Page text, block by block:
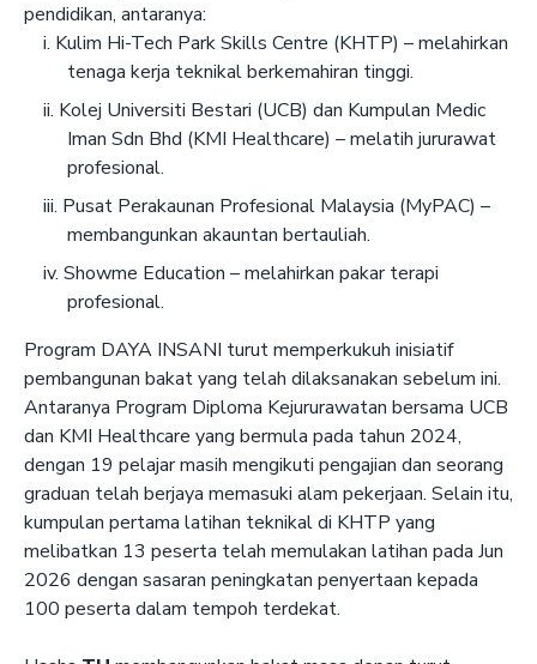
pendidikan, antaranya:
Kulim Hi-Tech Park Skills Centre (KHTP) – melahirkan
tenaga kerja teknikal berkemahiran tinggi.
Kolej Universiti Bestari (UCB) dan Kumpulan Medic
Iman Sdn Bhd (KMI Healthcare) – melatih jururawat
profesional.
Pusat Perakaunan Profesional Malaysia (MyPAC) –
membangunkan akauntan bertauliah.
Showme Education – melahirkan pakar terapi
profesional.
Program DAYA INSANI turut memperkukuh inisiatif
pembangunan bakat yang telah dilaksanakan sebelum ini.
Antaranya Program Diploma Kejururawatan bersama UCB
dan KMI Healthcare yang bermula pada tahun 2024,
dengan 19 pelajar masih mengikuti pengajian dan seorang
graduan telah berjaya memasuki alam pekerjaan. Selain itu,
kumpulan pertama latihan teknikal di KHTP yang
melibatkan 13 peserta telah memulakan latihan pada Jun
2026 dengan sasaran peningkatan penyertaan kepada
100 peserta dalam tempoh terdekat.